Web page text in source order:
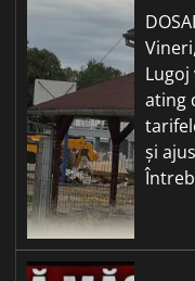
ating
și